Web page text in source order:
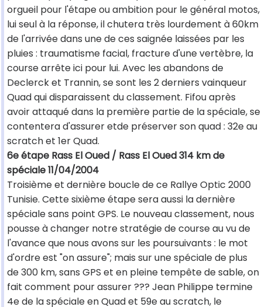
orgueil pour l'étape ou ambition pour le général motos,
lui seul à la réponse, il chutera très lourdement à 60km
de l'arrivée dans une de ces saignée laissées par les
pluies : traumatisme facial, fracture d'une vertèbre, la
course arrête ici pour lui. Avec les abandons de
Declerck et Trannin, se sont les 2 derniers vainqueur
Quad qui disparaissent du classement. Fifou après
avoir attaqué dans la première partie de la spéciale, se
contentera d'assurer etde préserver son quad : 32e au
scratch et 1er Quad.
6e étape Rass El Oued / Rass El Oued 314 km de
spéciale 11/04/2004
Troisième et dernière boucle de ce Rallye Optic 2000
Tunisie. Cette sixième étape sera aussi la dernière
spéciale sans point GPS. Le nouveau classement, nous
pousse à changer notre stratégie de course au vu de
l'avance que nous avons sur les poursuivants : le mot
d'ordre est "on assure"; mais sur une spéciale de plus
de 300 km, sans GPS et en pleine tempête de sable, on
fait comment pour assurer ??? Jean Philippe termine
4e de la spéciale en Quad et 59e au scratch, le